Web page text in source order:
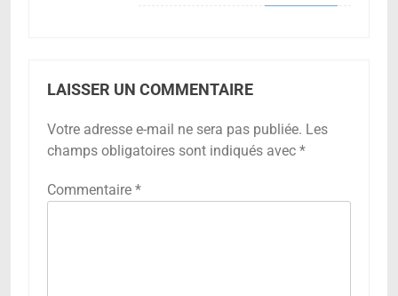
LAISSER UN COMMENTAIRE
Votre adresse e-mail ne sera pas publiée. Les
champs obligatoires sont indiqués avec *
Commentaire *